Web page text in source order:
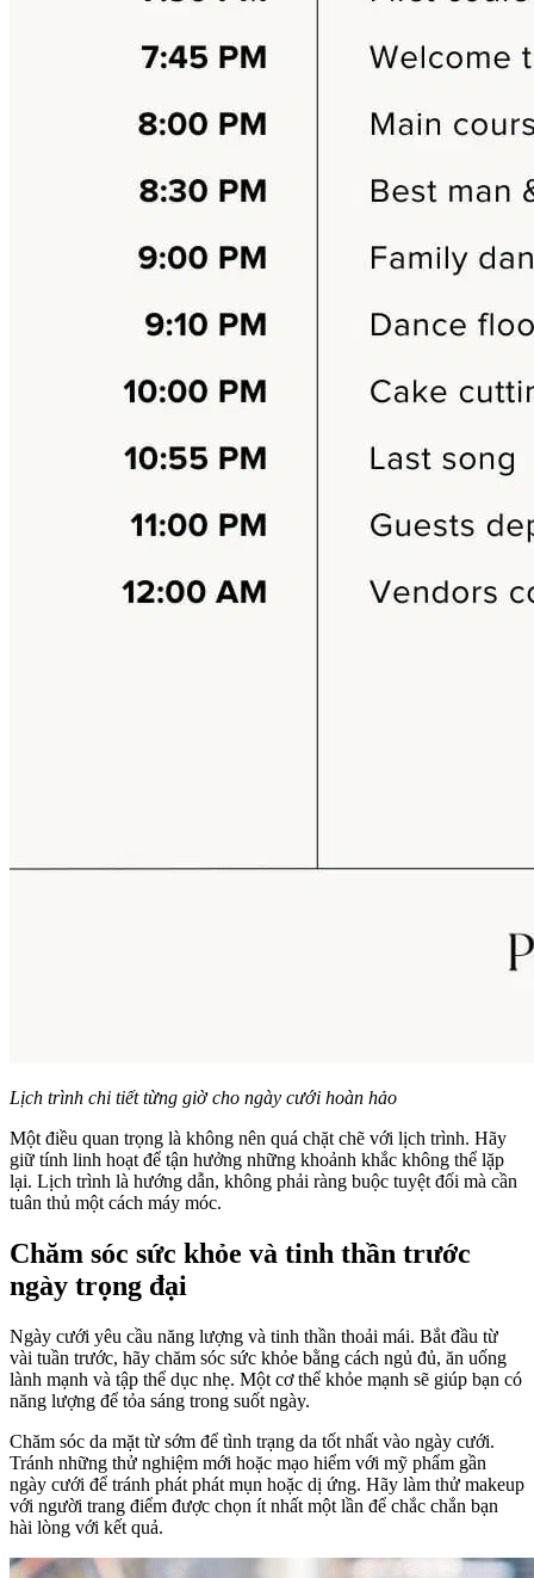
Lịch trình chi tiết từng giờ cho ngày cưới hoàn hảo
Một điều quan trọng là không nên quá chặt chẽ với lịch trình. Hãy
giữ tính linh hoạt để tận hưởng những khoảnh khắc không thể lặp
lại. Lịch trình là hướng dẫn, không phải ràng buộc tuyệt đối mà cần
tuân thủ một cách máy móc.
Chăm sóc sức khỏe và tinh thần trước
ngày trọng đại
Ngày cưới yêu cầu năng lượng và tinh thần thoải mái. Bắt đầu từ
vài tuần trước, hãy chăm sóc sức khỏe bằng cách ngủ đủ, ăn uống
lành mạnh và tập thể dục nhẹ. Một cơ thể khỏe mạnh sẽ giúp bạn có
năng lượng để tỏa sáng trong suốt ngày.
Chăm sóc da mặt từ sớm để tình trạng da tốt nhất vào ngày cưới.
Tránh những thử nghiệm mới hoặc mạo hiểm với mỹ phẩm gần
ngày cưới để tránh phát phát mụn hoặc dị ứng. Hãy làm thử makeup
với người trang điểm được chọn ít nhất một lần để chắc chắn bạn
hài lòng với kết quả.